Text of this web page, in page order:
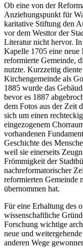
Ob eine von der
Anziehungspunkt für
karitative Stiftung den
vor dem Westtor der
Literatur nicht hervor.
Kapelle 1705 eine
reformierte Gemeinde,
nutzte. Kurzzeitig
Kirchengemeinde als
1885 wurde das
bevor es 1887
dem Fotos aus der Zeit
sich um einen
eingezogenem
vorhandenen
Geschichte des
weil sie einerseits
Frömmigkeit der
nachreformatorischer
reformierten Gemeinde
übernommen hat.
Für eine Erhaltung des
wissenschaftliche
Forschung wichtige
neue und
anderen Wege